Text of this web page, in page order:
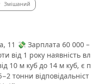
Змішаний
11 💸 Зарплата 60 000 –
від 1 року наявність вл
10 м куб до 14 м куб, є п
тонни відповідальніст